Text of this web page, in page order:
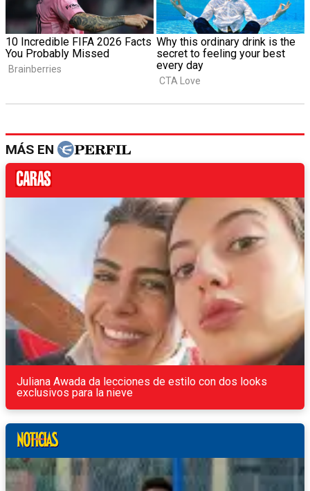
MÁS EN
Juliana Awada da lecciones de estilo con dos looks
exclusivos para la nieve